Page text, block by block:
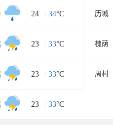
24 / 34°C 历城
23 / 33°C 槐荫
23 / 33°C 周村
23 / 33°C